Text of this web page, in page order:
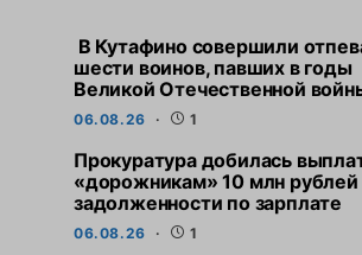
В Кутафино совершили
шести воинов, павших в годы
Великой Отечественной
06.08.26 1
Прокуратура добилась
«дорожникам» 10 млн рублей
задолженности по зарплате
06.08.26 1